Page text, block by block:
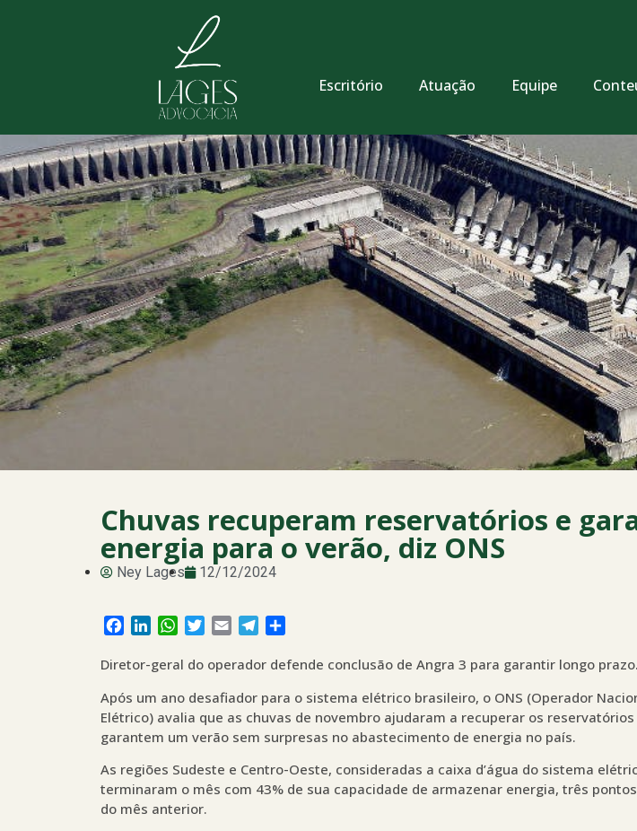
Escritório Atuação Equipe
Chuvas recuperam reservatórios e
energia para o verão, diz ONS
Ney Lages 12/12/2024
Facebook
LinkedInWhatsApp
Twitter
Email Telegram
Diretor-geral do operador defende conclusão de Angra 3 para garantir longo prazo.
Após um ano desafiador para o sistema elétrico brasileiro, o ONS (Operador
Elétrico) avalia que as chuvas de novembro ajudaram a recuperar os
garantem um verão sem surpresas no abastecimento de energia no país.
As regiões Sudeste e Centro-Oeste, consideradas a caixa d’água do sistema
terminaram o mês com 43% de sua capacidade de armazenar energia, três
do mês anterior.